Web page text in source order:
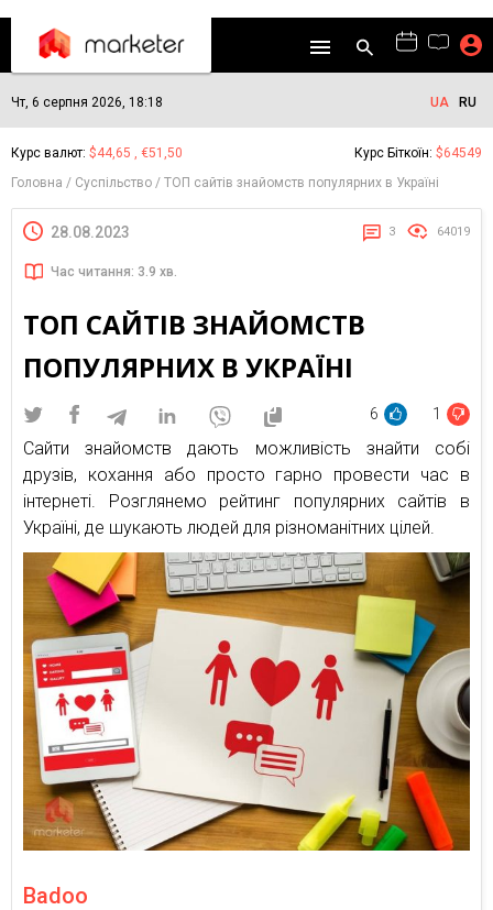
Чт, 6 серпня 2026, 18:18 UA RU
Курс валют: $44,65 , €51,50 Курс Біткоїн: $64549
Головна
Суспільство ТОП сайтів знайомств популярних в Україні
28.08.2023 3 64019
Час читання: 3.9 хв.
ТОП САЙТІВ ЗНАЙОМСТВ
ПОПУЛЯРНИХ В УКРАЇНІ
6 1
Сайти знайомств дають можливість знайти собі
друзів, кохання або просто гарно провести час в
інтернеті. Розглянемо рейтинг популярних сайтів в
Україні, де шукають людей для різноманітних цілей.
Badoo